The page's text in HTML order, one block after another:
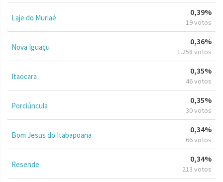
Laje do Muriaé
0,39%
19 votos
Nova Iguaçu
0,36%
1.258 votos
Itaocara
0,35%
46 votos
Porciúncula
0,35%
30 votos
Bom Jesus do Itabapoana
0,34%
66 votos
Resende
0,34%
213 votos